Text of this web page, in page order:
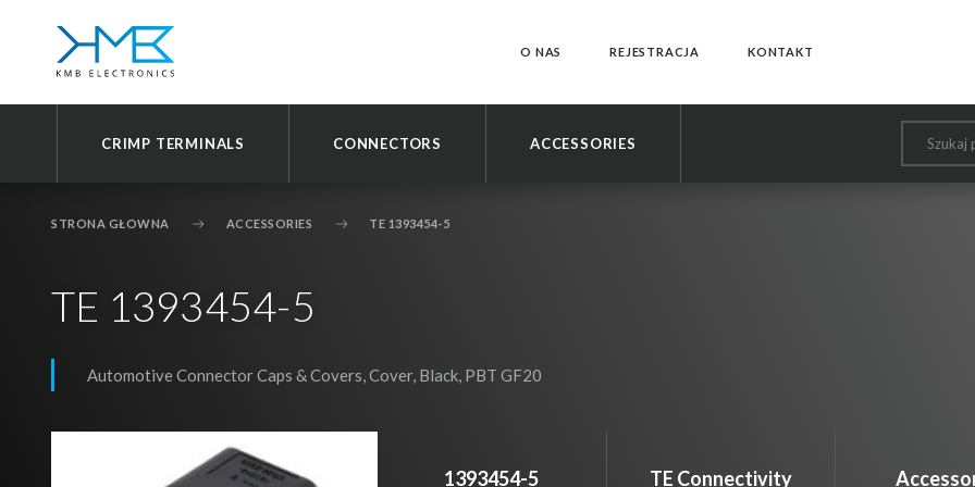
O NAS REJESTRACJA KONTAKT
CRIMP TERMINALS CONNECTORS ACCESSORIES
STRONA GŁOWNA ACCESSORIES TE 1393454-5
TE 1393454-5
Automotive Connector Caps & Covers, Cover, Black, PBT GF20
1393454-5 TE Connectivity